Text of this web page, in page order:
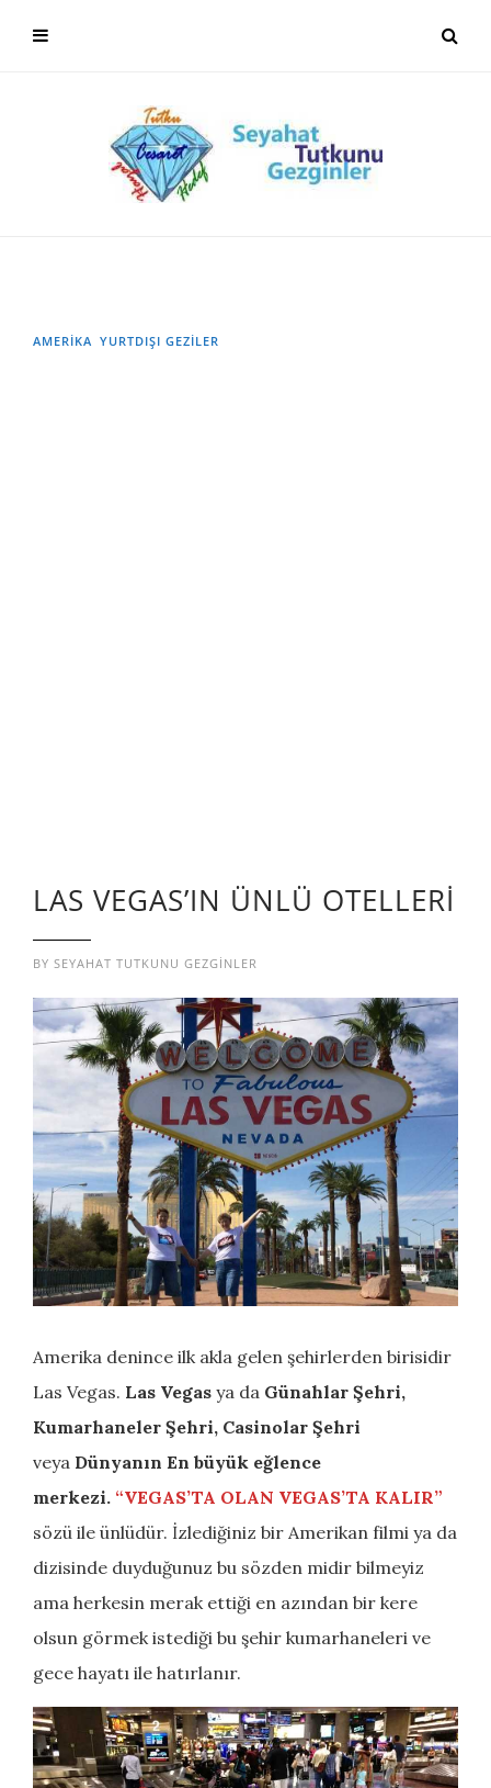
AMERIKA YURTDIŞI GEZILER
LAS VEGAS’IN ÜNLÜ OTELLERİ
BY SEYAHAT TUTKUNU GEZGINLER
Amerika denince ilk akla gelen şehirlerden birisidir
Las Vegas. Las Vegas ya da Günahlar Şehri,
Kumarhaneler Şehri, Casinolar Şehri
veya Dünyanın En büyük eğlence
merkezi. “VEGAS’TA OLAN VEGAS’TA KALIR”
sözü ile ünlüdür. İzlediğiniz bir Amerikan filmi ya da
dizisinde duyduğunuz bu sözden midir bilmeyiz
ama herkesin merak ettiği en azından bir kere
olsun görmek istediği bu şehir kumarhaneleri ve
gece hayatı ile hatırlanır.